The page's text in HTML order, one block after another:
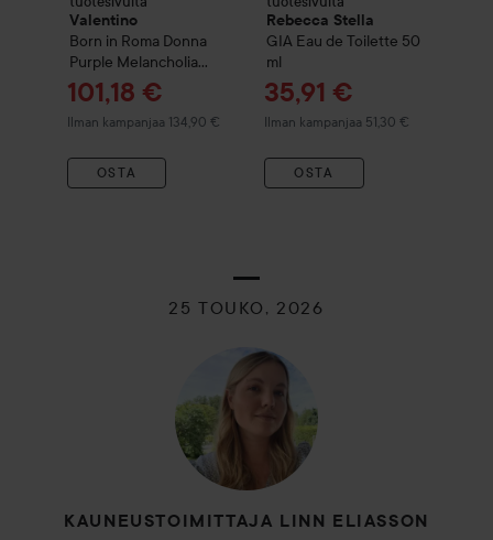
Valentino
Born in Roma Donna
Purple Melancholia
Eau de Parfum
Tarjoushinta
101,18 €
Ilman kampanjaa 134,90 €
OSTA
Rebecca Stella
GIA Eau de Toilette 50
ml
Tarjoushinta
35,91 €
Ilman kampanjaa 51,30 €
OSTA
25 TOUKO, 2026
KAUNEUSTOIMITTAJA LINN ELIASSON